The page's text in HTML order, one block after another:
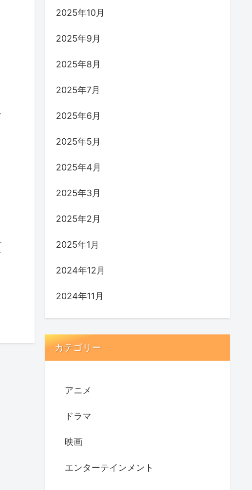
2025年10月
2025年9月
2025年8月
2025年7月
2025年6月
2025年5月
2025年4月
2025年3月
2025年2月
2025年1月
2024年12月
2024年11月
カテゴリー
アニメ
ドラマ
映画
エンターテインメント